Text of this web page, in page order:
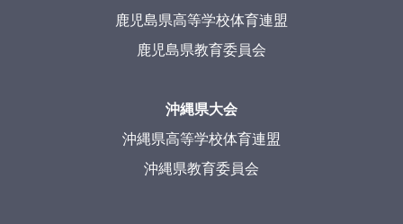
鹿児島県高等学校体育連盟
鹿児島県教育委員会
沖縄県大会
沖縄県高等学校体育連盟
沖縄県教育委員会